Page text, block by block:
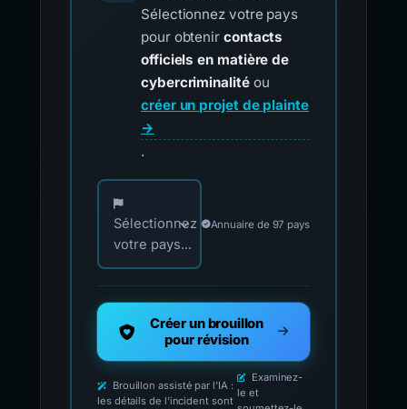
Sélectionnez votre pays
pour obtenir contacts
officiels en matière de
cybercriminalitéou
créer un projet de plainte
→
.
Choisissez votre pays pour les contacts
Sélectionnez
votre pays...
Annuaire de 97 pays
Créer un brouillon
pour révision
Brouillon assisté par l'IA :
les détails de l'incident sont
Examinez-
le et